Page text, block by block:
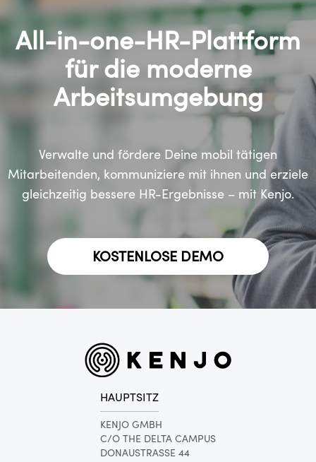
All-in-one-HR-Plattform
für die moderne
Arbeitsumgebung
Verwalte und fördere Deine mobil tätigen
Mitarbeitenden, kommuniziere mit ihnen und erziele
gleichzeitig bessere HR-Ergebnisse – mit Kenjo.
KOSTENLOSE DEMO
HAUPTSITZ
KENJO GMBH
C/O THE DELTA CAMPUS
DONAUSTRASSE 44